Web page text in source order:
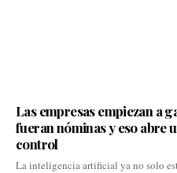
Las empresas empiezan a
fueran nóminas y eso abre
control
La inteligencia artificial ya no solo